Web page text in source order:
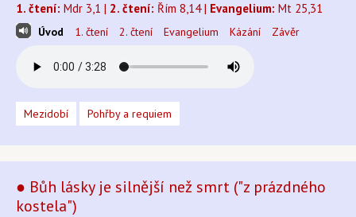
1. čtení: Mdr 3,1 | 2. čtení: Řím 8,14 | Evangelium: Mt 25,31
Úvod 1. čtení 2. čtení Evangelium Kázání Závěr
Mezidobí Pohřby a requiem
● Bůh lásky je silnější než smrt ("z prázdného
kostela")